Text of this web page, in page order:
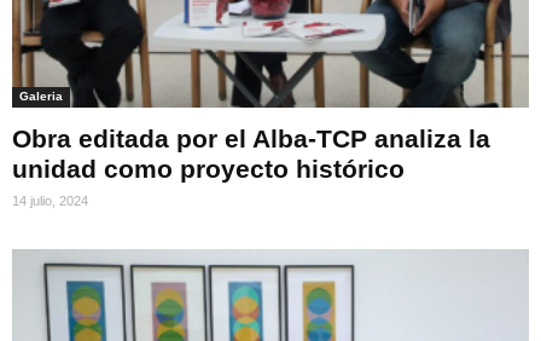
Galeria
Obra editada por el Alba-TCP analiza la
unidad como proyecto histórico
14 julio, 2024